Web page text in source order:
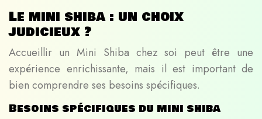
Le mini shiba : un choix
judicieux ?
Accueillir un Mini Shiba chez soi peut être une
expérience enrichissante, mais il est important de
bien comprendre ses besoins spécifiques.
Besoins spécifiques du mini shiba